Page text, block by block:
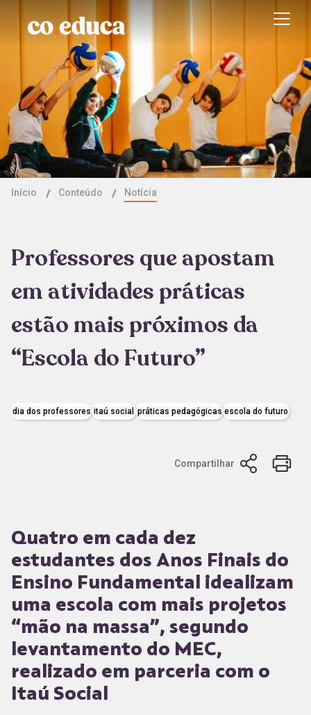
Início Conteúdo Notícia
Professores que apostam
em atividades práticas
estão mais próximos da
“Escola do Futuro”
dia dos professores itaú social práticas pedagógicas escola do futuro
Compartilhar
Quatro em cada dez
estudantes dos Anos Finais do
Ensino Fundamental idealizam
uma escola com mais projetos
“mão na massa”, segundo
levantamento do MEC,
realizado em parceria com o
Itaú Social